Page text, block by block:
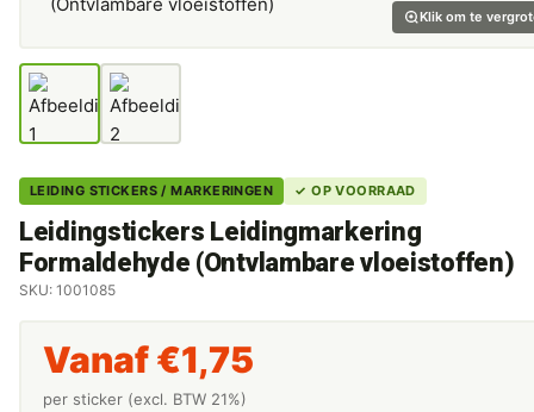
Klik om te
LEIDING STICKERS / MARKERINGEN ✓ OP VOORRAAD
Leidingstickers Leidingmarkering
Formaldehyde (Ontvlambare vloeistoffen)
SKU: 1001085
Vanaf €1,75
per sticker (excl. BTW 21%)